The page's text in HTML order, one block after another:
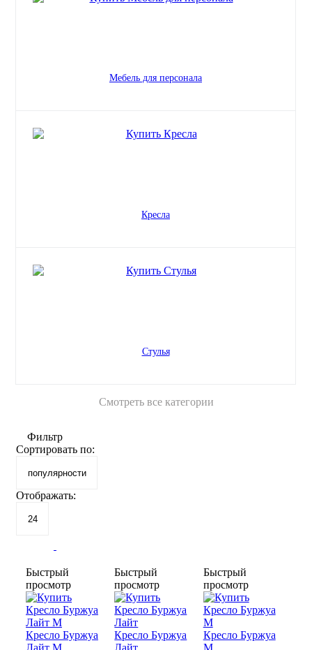
Мебель для персонала
Кресла
Стулья
Смотреть все категории
Фильтр
Сортировать по:
Отображать:
Быстрый
просмотр
Кресло Буржуа
Лайт М
Быстрый
просмотр
Кресло Буржуа
Лайт
Быстрый
просмотр
Кресло Буржуа
М